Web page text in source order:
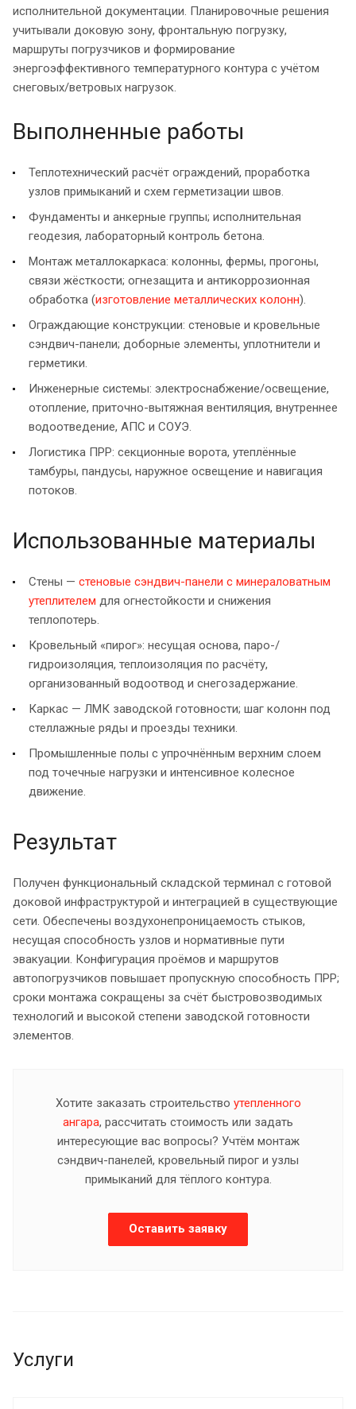
исполнительной документации. Планировочные решения
учитывали доковую зону, фронтальную погрузку,
маршруты погрузчиков и формирование
энергоэффективного температурного контура с учётом
снеговых/ветровых нагрузок.
Выполненные работы
Теплотехнический расчёт ограждений, проработка
узлов примыканий и схем герметизации швов.
Фундаменты и анкерные группы; исполнительная
геодезия, лабораторный контроль бетона.
Монтаж металлокаркаса: колонны, фермы, прогоны,
связи жёсткости; огнезащита и антикоррозионная
обработка (изготовление металлических колонн).
Ограждающие конструкции: стеновые и кровельные
сэндвич-панели; доборные элементы, уплотнители и
герметики.
Инженерные системы: электроснабжение/освещение,
отопление, приточно-вытяжная вентиляция, внутреннее
водоотведение, АПС и СОУЭ.
Логистика ПРР: секционные ворота, утеплённые
тамбуры, пандусы, наружное освещение и навигация
потоков.
Использованные материалы
Стены — стеновые сэндвич-панели с минераловатным
утеплителем для огнестойкости и снижения
теплопотерь.
Кровельный «пирог»: несущая основа, паро-/
гидроизоляция, теплоизоляция по расчёту,
организованный водоотвод и снегозадержание.
Каркас — ЛМК заводской готовности; шаг колонн под
стеллажные ряды и проезды техники.
Промышленные полы с упрочнённым верхним слоем
под точечные нагрузки и интенсивное колесное
движение.
Результат
Получен функциональный складской терминал с готовой
доковой инфраструктурой и интеграцией в существующие
сети. Обеспечены воздухонепроницаемость стыков,
несущая способность узлов и нормативные пути
эвакуации. Конфигурация проёмов и маршрутов
автопогрузчиков повышает пропускную способность ПРР;
сроки монтажа сокращены за счёт быстровозводимых
технологий и высокой степени заводской готовности
элементов.
Хотите заказать строительство утепленного
ангара, рассчитать стоимость или задать
интересующие вас вопросы? Учтём монтаж
сэндвич-панелей, кровельный пирог и узлы
примыканий для тёплого контура.
Оставить заявку
Услуги